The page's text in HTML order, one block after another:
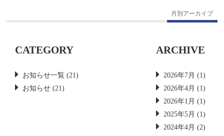
CATEGORY
お知らせ一覧 (21)
お知らせ (21)
ARCHIVE
2026年7月 (1)
2026年4月 (1)
2026年1月 (1)
2025年5月 (1)
2024年4月 (2)
月別アーカイブ